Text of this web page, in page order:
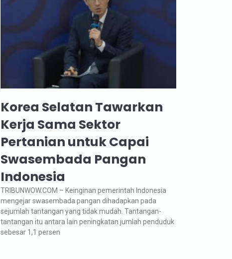
Korea Selatan Tawarkan
Kerja Sama Sektor
Pertanian untuk Capai
Swasembada Pangan
Indonesia
TRIBUNWOW.COM – Keinginan pemerintah Indonesia
mengejar swasembada pangan dihadapkan pada
sejumlah tantangan yang tidak mudah. Tantangan-
tantangan itu antara lain peningkatan jumlah penduduk
sebesar 1,1 persen